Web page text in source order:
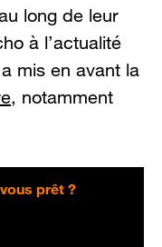
long de leur
à l’actualité
mis en avant la
, notamment
prêt ?